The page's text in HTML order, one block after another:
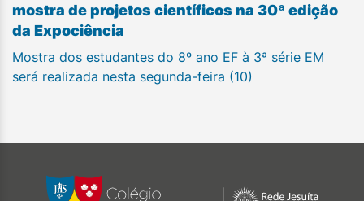
mostra de projetos científicos na 30ª edição
da Expociência
Mostra dos estudantes do 8º ano EF à 3ª série EM
será realizada nesta segunda-feira (10)